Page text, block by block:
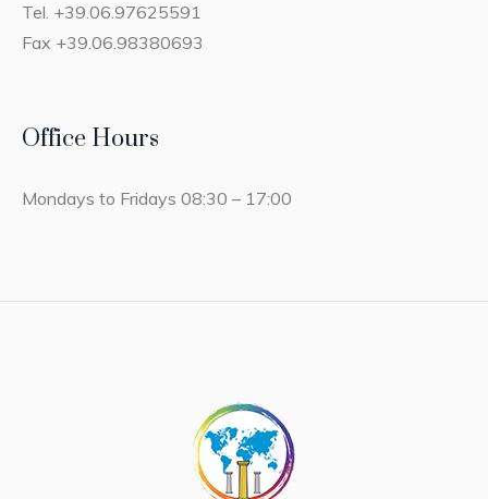
Tel. +39.06.97625591
Fax +39.06.98380693
Office Hours
Mondays to Fridays 08:30 – 17:00